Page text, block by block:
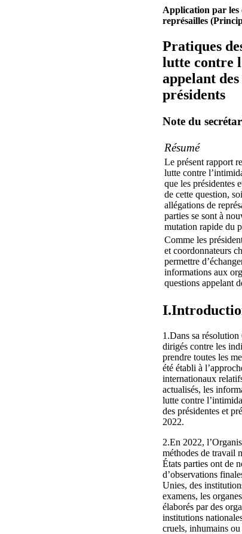
Application par les
représailles
Pratiques
lutte contre
appelant
présidents
Note du
Résumé
Le présent rapport
lutte contre
que les présidentes
de cette question,
allégations de
parties se sont à
mutation rapide du
Comme les
et coordonnateurs
permettre
informations aux
questions appelant
1.Dans sa résolution
dirigés contre les
prendre toutes les
été établi à
internationaux
actualisés, les
lutte contre
des présidentes et
2022.
2.En 2022,
méthodes de travail
États parties ont de
d’observations
Unies, des
examens, les
élaborés par des
institutions
cruels, inhumains